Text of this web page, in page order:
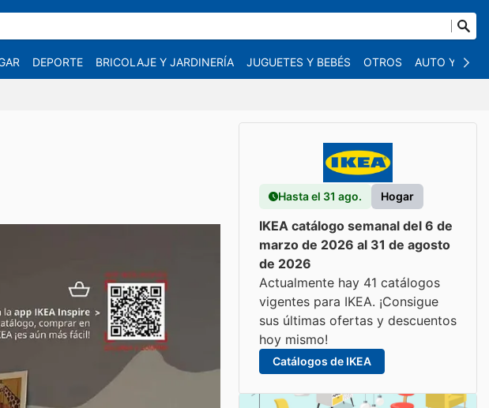
DEPORTE BRICOLAJE Y JARDINERÍA JUGUETES Y BEBÉS OTROS AUTO Y
Hasta el 31 ago. Hogar
IKEA catálogo semanal del 6 de
marzo de 2026 al 31 de agosto
de 2026
Actualmente hay 41 catálogos
vigentes para IKEA. ¡Consigue
sus últimas ofertas y descuentos
hoy mismo!
Catálogos de IKEA